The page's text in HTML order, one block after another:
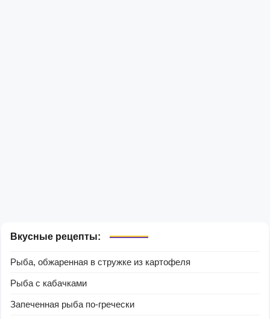
Вкусные рецепты:
Рыба, обжаренная в стружке из картофеля
Рыба с кабачками
Запеченная рыба по-гречески